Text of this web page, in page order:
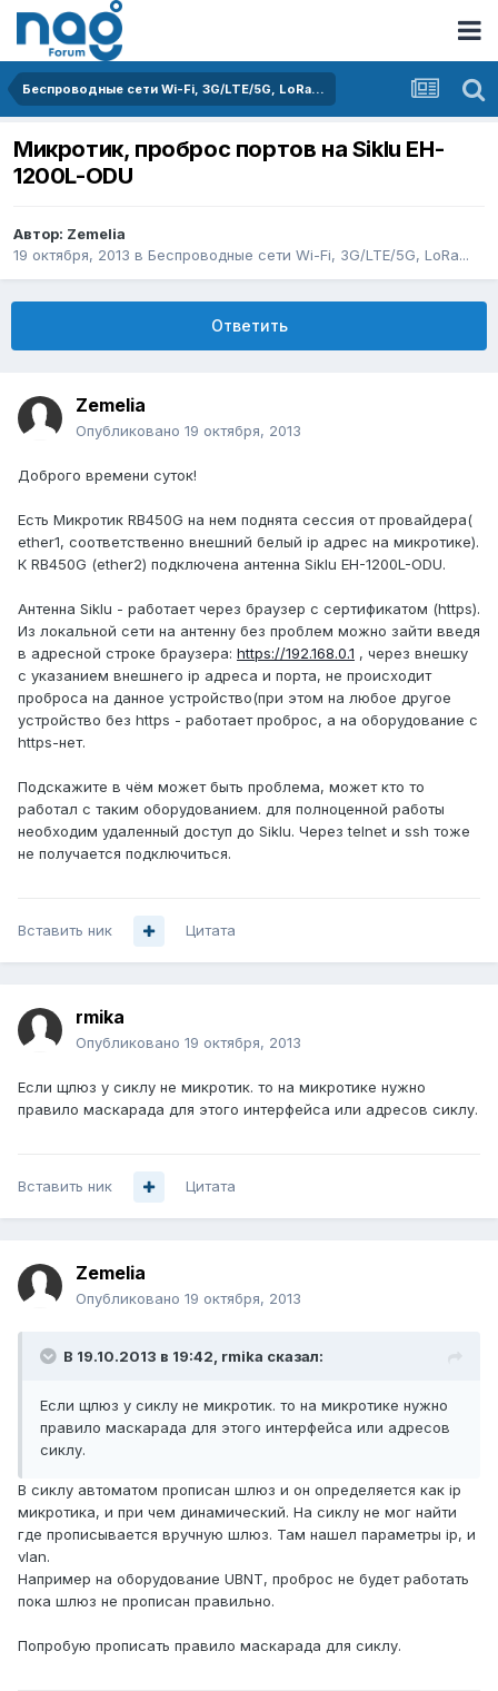
Беспроводные сети Wi-Fi, 3G/LTE/5G, LoRa...
Микротик, проброс портов на Siklu EH-
1200L-ODU
Автор: Zemelia
19 октября, 2013 в Беспроводные сети Wi-Fi, 3G/LTE/5G, LoRa...
Ответить
Zemelia
Опубликовано 19 октября, 2013
Доброго времени суток!
Есть Микротик RB450G на нем поднята сессия от провайдера(
ether1, соответственно внешний белый ip адрес на микротике).
К RB450G (ether2) подключена антенна Siklu EH-1200L-ODU.
Антенна Siklu - работает через браузер с сертификатом (https).
Из локальной сети на антенну без проблем можно зайти введя
в адресной строке браузера: https://192.168.0.1 , через внешку
с указанием внешнего ip адреса и порта, не происходит
проброса на данное устройство(при этом на любое другое
устройство без https - работает проброс, а на оборудование с
https-нет.
Подскажите в чём может быть проблема, может кто то
работал с таким оборудованием. для полноценной работы
необходим удаленный доступ до Siklu. Через telnet и ssh тоже
не получается подключиться.
Вставить ник Цитата
rmika
Опубликовано 19 октября, 2013
Если щлюз у сиклу не микротик. то на микротике нужно
правило маскарада для этого интерфейса или адресов сиклу.
Вставить ник Цитата
Zemelia
Опубликовано 19 октября, 2013
В 19.10.2013 в 19:42, rmika сказал:
Если щлюз у сиклу не микротик. то на микротике нужно
правило маскарада для этого интерфейса или адресов
сиклу.
В сиклу автоматом прописан шлюз и он определяется как ip
микротика, и при чем динамический. На сиклу не мог найти
где прописывается вручную шлюз. Там нашел параметры ip, и
vlan.
Например на оборудование UBNT, проброс не будет работать
пока шлюз не прописан правильно.
Попробую прописать правило маскарада для сиклу.